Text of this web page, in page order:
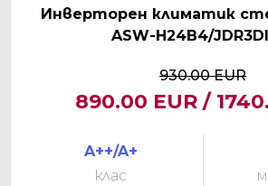
Инверторен климатик
ASW-H24B4/
930.00 EUR
890.00 EUR /
A++/A+
клас